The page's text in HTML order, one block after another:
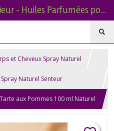
Sprays d'Ambiance et d'Intérieur - Huiles Parfumées pour Diffuseur -Diffuseur Voiture - Bougies Naturelles Parfumées - Brumes de Linge -
et Cheveux Spray Naturel
Naturel Senteur
aux Pommes 100 ml Naturel